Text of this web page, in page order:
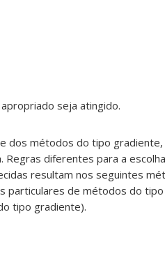
seja atingido.
dos métodos do tipo gradiente,
Regras diferentes para a
resultam nos seguintes
particulares de métodos do
tipo gradiente).